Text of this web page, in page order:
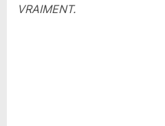
VRAIMENT.